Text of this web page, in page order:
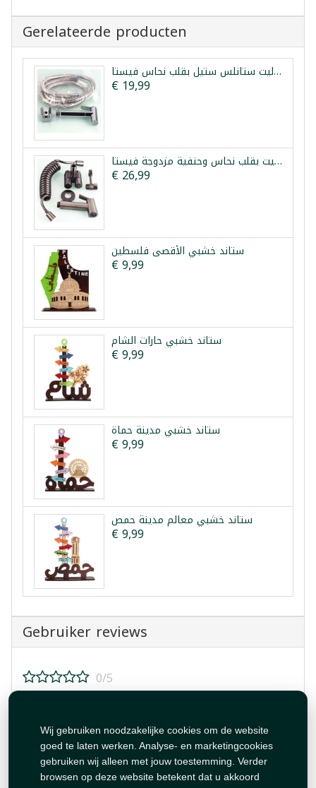
Wij gebruiken noodzakelijke cookies om de website
goed te laten werken. Analyse- en marketingcookies
gebruiken wij alleen met jouw toestemming. Verder
browsen op deze website betekent dat u akkoord
Gerelateerde producten
شطاف تواليت ستانلس ستيل بقلب نحاس فيستا
€ 19,99
طقم شطاف تواليت بقلب نحاس وحنفية مزدوجة فيستا
€ 26,99
ستاند خشبي الأقصى فلسطين
€ 9,99
ستاند خشبي حارات الشام
€ 9,99
ستاند خشبي مدينة حماة
€ 9,99
ستاند خشبي معالم مدينة حمص
€ 9,99
Gebruiker reviews
0/5